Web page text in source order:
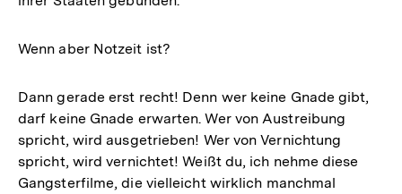
Wenn aber Notzeit ist?
Dann gerade erst recht! Denn wer keine Gnade gibt,
darf keine Gnade erwarten. Wer von Austreibung
spricht, wird ausgetrieben! Wer von Vernichtung
spricht, wird vernichtet! Weißt du, ich nehme diese
Gangsterfilme, die vielleicht wirklich manchmal